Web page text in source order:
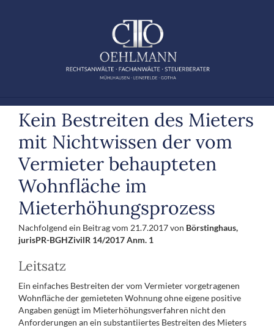
Kein Bestreiten des Mieters
mit Nichtwissen der vom
Vermieter behaupteten
Wohnfläche im
Mieterhöhungsprozess
Nachfolgend ein Beitrag vom 21.7.2017 von Börstinghaus,
jurisPR-BGHZivilR 14/2017 Anm. 1
Leitsatz
Ein einfaches Bestreiten der vom Vermieter vorgetragenen
Wohnfläche der gemieteten Wohnung ohne eigene positive
Angaben genügt im Mieterhöhungsverfahren nicht den
Anforderungen an ein substantiiertes Bestreiten des Mieters